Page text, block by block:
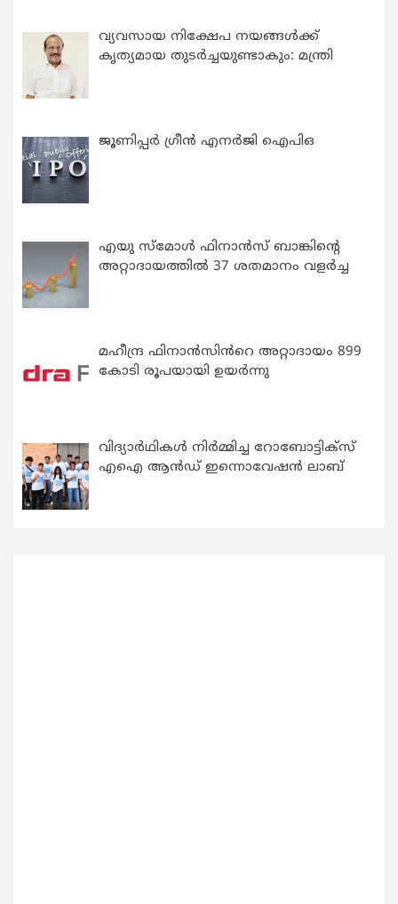
വ്യവസായ നിക്ഷേപ നയങ്ങള്‍ക്ക്
കൃത്യമായ തുടര്‍ച്ചയുണ്ടാകും: മന്ത്രി
ജൂണിപ്പർ ഗ്രീൻ എനർജി ഐപിഒ
എയു സ്‌മോൾ ഫിനാൻസ് ബാങ്കിന്റെ
അറ്റാദായത്തിൽ 37 ശതമാനം വളർച്ച
മഹീന്ദ്ര ഫിനാൻസിൻറെ അറ്റാദായം 899
കോടി രൂപയായി ഉയർന്നു
വിദ്യാര്‍ഥികള്‍ നിര്‍മ്മിച്ച റോബോട്ടിക്സ്
എഐ ആന്‍ഡ് ഇന്നൊവേഷന്‍ ലാബ്